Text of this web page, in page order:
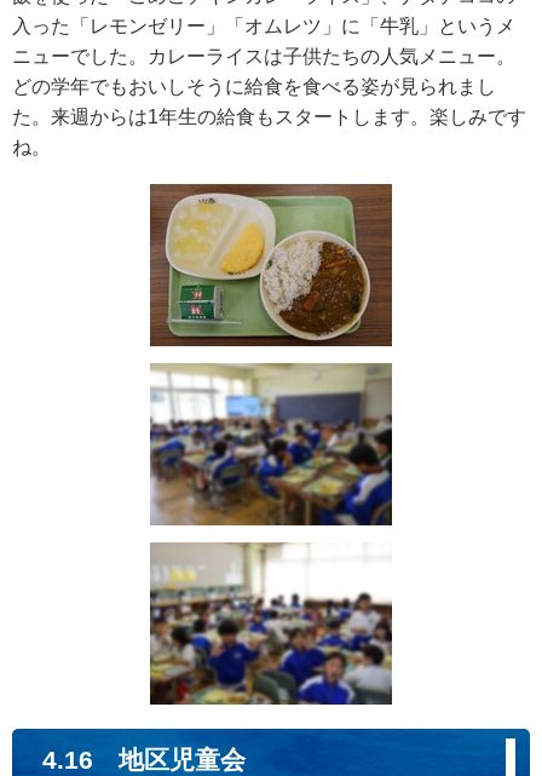
入った「レモンゼリー」「オムレツ」に「牛乳」というメ
ニューでした。カレーライスは子供たちの人気メニュー。
どの学年でもおいしそうに給食を食べる姿が見られまし
た。来週からは1年生の給食もスタートします。楽しみです
ね。
4.16 地区児童会